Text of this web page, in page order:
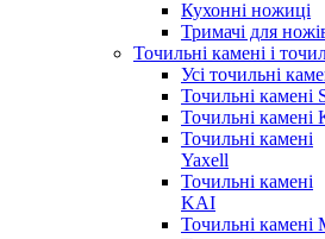
Кухонні ножиці
Тримачі для
Точильні камені і
Усі точильні
Точильні камені
Точильні камені
Точильні камені
Yaxell
Точильні камені
KAI
Точильні камені